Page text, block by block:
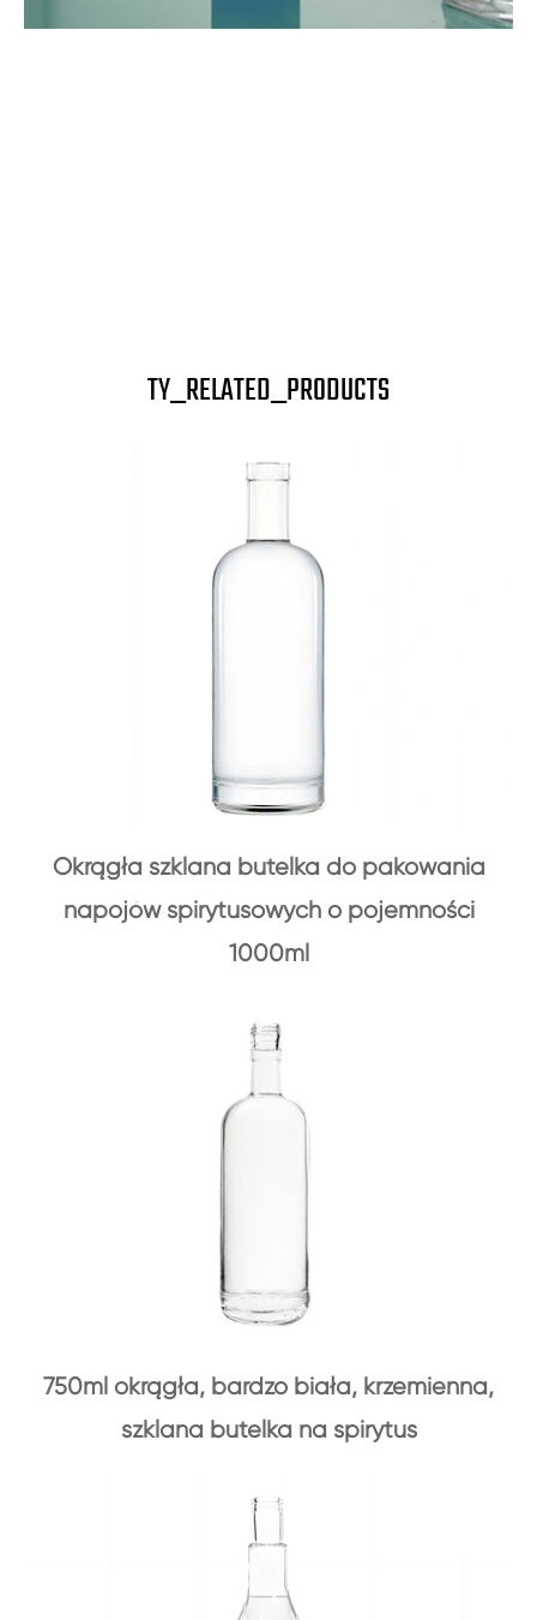
TY_RELATED_PRODUCTS
Okrągła szklana butelka do pakowania
napojów spirytusowych o pojemności
1000ml
750ml okrągła, bardzo biała, krzemienna,
szklana butelka na spirytus